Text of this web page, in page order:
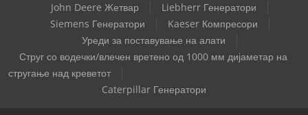
John Deere Жетвар
Liebherr Генератори
Siemens Генератори
Kaeser Компресори
Уреди за поставување на алати
Струг со водечки/влечен вретено од 1000 мм дијаметар на
стругање над креветот
Caterpillar Генератори